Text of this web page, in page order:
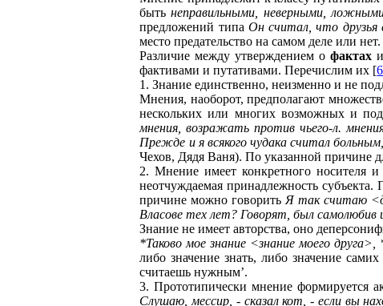
бытьнеправильными, неверными,
предложений типа Он считал, что друзья
место предательство на самом деле или нет.
Различие между утверждением офактах
фактивами и путативами. Перечислим их [6
1. Знание единственно, неизменно и не
Мнения, наоборот, предполагают
нескольких или многих возможных и
мнения, возражать против чьего-л.
Прежде и я всякого чудака считал
Чехов, Дядя Ваня). По указанной причине
2. Мнение имеет конкретного носителя
неотчуждаемая принадлежность
причине можно говорить Я так считаю
Власове тех лет? Говорят, был самолюбив
Знание не имеет авторства, оно
*Таково мое знание <знание моего
либо значение знать, либо значение
считаешь нужным’.
3. Прототипически мнение формируется
Слушаю, мессир, - сказал кот, - если вы